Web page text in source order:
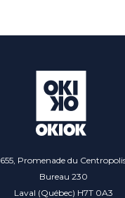
655, Promenade du
Bureau 230
Laval (Québec) H7T 0A3